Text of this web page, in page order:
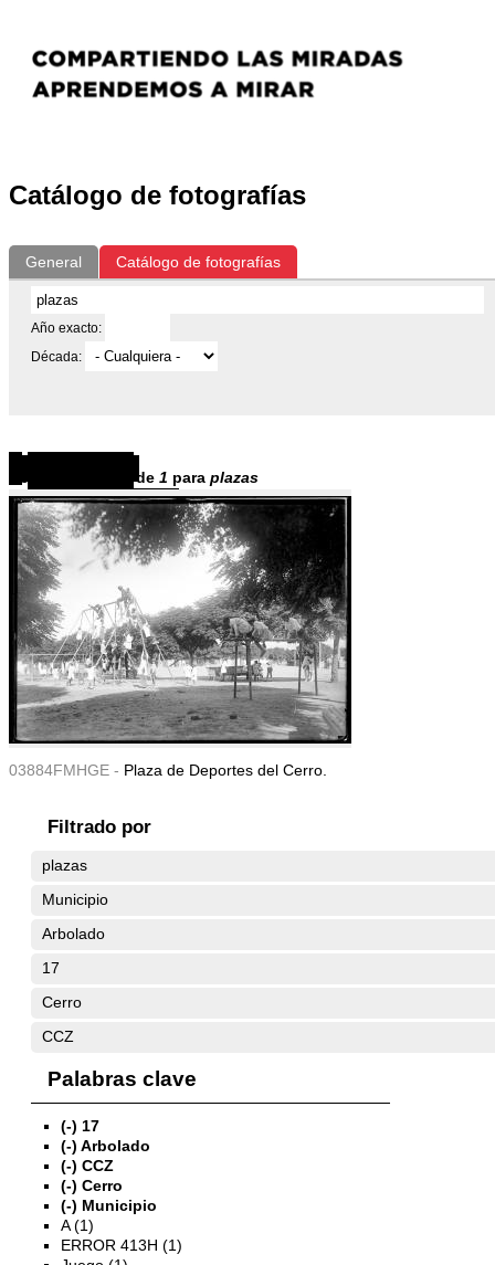
Catálogo de fotografías
General Catálogo de fotografías
Año exacto:
Década:
de 1 para plazas
03884FMHGE - Plaza de Deportes del Cerro.
Filtrado por
plazas
Municipio
Arbolado
17
Cerro
CCZ
Palabras clave
(-) 17
(-) Arbolado
(-) CCZ
(-) Cerro
(-) Municipio
A (1)
ERROR 413H (1)